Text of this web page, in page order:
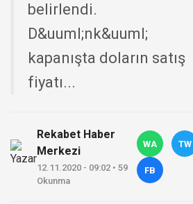
belirlendi.
D&uuml;nk&uuml;
kapanışta doların satış
fiyatı...
Rekabet Haber
Merkezi
12.11.2020 - 09:02 • 59
Okunma
WA TW
FB